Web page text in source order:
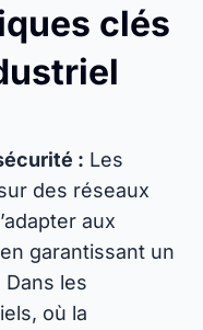
clés
: Les
des réseaux
aux
garantissant un
les
où la